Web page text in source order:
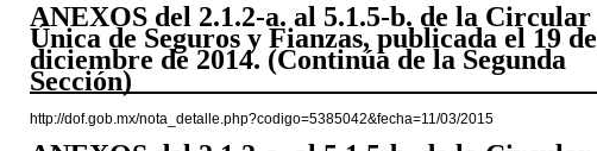
ANEXOS del 2.1.2-a. al 5.1.5-b. de la Circular
Única de Seguros y Fianzas, publicada el 19 de
diciembre de 2014. (Continúa de la Segunda
Sección)
http://dof.gob.mx/nota_detalle.php?codigo=5385042&fecha=11/03/2015